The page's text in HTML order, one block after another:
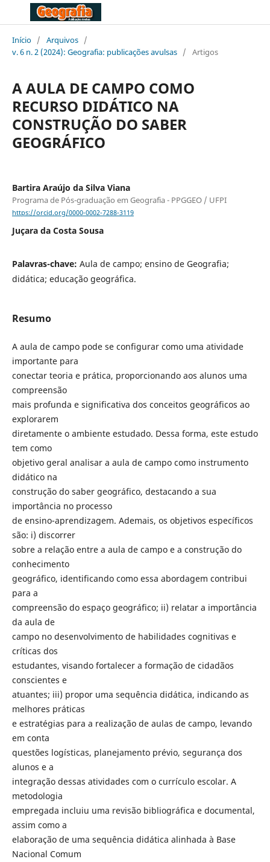
Início / Arquivos /
v. 6 n. 2 (2024): Geografia: publicações avulsas / Artigos
A AULA DE CAMPO COMO
RECURSO DIDÁTICO NA
CONSTRUÇÃO DO SABER
GEOGRÁFICO
Bartira Araújo da Silva Viana
Programa de Pós-graduação em Geografia - PPGGEO / UFPI
https://orcid.org/0000-0002-7288-3119
Juçara da Costa Sousa
Palavras-chave: Aula de campo; ensino de Geografia;
didática; educação geográfica.
Resumo
A aula de campo pode se configurar como uma atividade
importante para
conectar teoria e prática, proporcionando aos alunos uma
compreensão
mais profunda e significativa dos conceitos geográficos ao
explorarem
diretamente o ambiente estudado. Dessa forma, este estudo
tem como
objetivo geral analisar a aula de campo como instrumento
didático na
construção do saber geográfico, destacando a sua
importância no processo
de ensino-aprendizagem. Ademais, os objetivos específicos
são: i) discorrer
sobre a relação entre a aula de campo e a construção do
conhecimento
geográfico, identificando como essa abordagem contribui
para a
compreensão do espaço geográfico; ii) relatar a importância
da aula de
campo no desenvolvimento de habilidades cognitivas e
críticas dos
estudantes, visando fortalecer a formação de cidadãos
conscientes e
atuantes; iii) propor uma sequência didática, indicando as
melhores práticas
e estratégias para a realização de aulas de campo, levando
em conta
questões logísticas, planejamento prévio, segurança dos
alunos e a
integração dessas atividades com o currículo escolar. A
metodologia
empregada incluiu uma revisão bibliográfica e documental,
assim como a
elaboração de uma sequência didática alinhada à Base
Nacional Comum